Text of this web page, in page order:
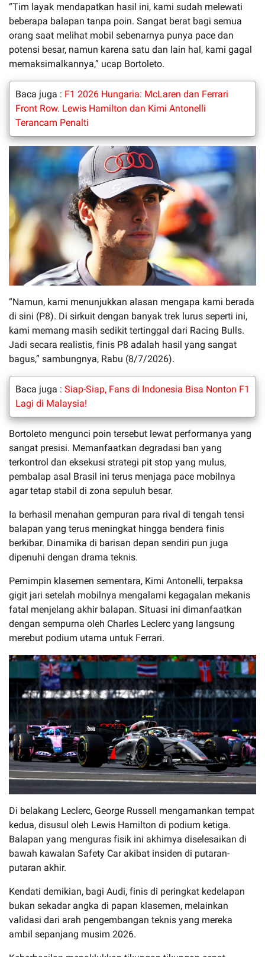
“Tim layak mendapatkan hasil ini, kami sudah melewati
beberapa balapan tanpa poin. Sangat berat bagi semua
orang saat melihat mobil sebenarnya punya pace dan
potensi besar, namun karena satu dan lain hal, kami gagal
memaksimalkannya,” ucap Bortoleto.
Baca juga : F1 2026 Hungaria: McLaren dan Ferrari
Front Row. Lewis Hamilton dan Kimi Antonelli
Terancam Penalti
“Namun, kami menunjukkan alasan mengapa kami berada
di sini (P8). Di sirkuit dengan banyak trek lurus seperti ini,
kami memang masih sedikit tertinggal dari Racing Bulls.
Jadi secara realistis, finis P8 adalah hasil yang sangat
bagus,” sambungnya, Rabu (8/7/2026).
Baca juga : Siap-Siap, Fans di Indonesia Bisa Nonton F1
Lagi di Malaysia!
Bortoleto mengunci poin tersebut lewat performanya yang
sangat presisi. Memanfaatkan degradasi ban yang
terkontrol dan eksekusi strategi pit stop yang mulus,
pembalap asal Brasil ini terus menjaga pace mobilnya
agar tetap stabil di zona sepuluh besar.
Ia berhasil menahan gempuran para rival di tengah tensi
balapan yang terus meningkat hingga bendera finis
berkibar. Dinamika di barisan depan sendiri pun juga
dipenuhi dengan drama teknis.
Pemimpin klasemen sementara, Kimi Antonelli, terpaksa
gigit jari setelah mobilnya mengalami kegagalan mekanis
fatal menjelang akhir balapan. Situasi ini dimanfaatkan
dengan sempurna oleh Charles Leclerc yang langsung
merebut podium utama untuk Ferrari.
Di belakang Leclerc, George Russell mengamankan tempat
kedua, disusul oleh Lewis Hamilton di podium ketiga.
Balapan yang menguras fisik ini akhirnya diselesaikan di
bawah kawalan Safety Car akibat insiden di putaran-
putaran akhir.
Kendati demikian, bagi Audi, finis di peringkat kedelapan
bukan sekadar angka di papan klasemen, melainkan
validasi dari arah pengembangan teknis yang mereka
ambil sepanjang musim 2026.